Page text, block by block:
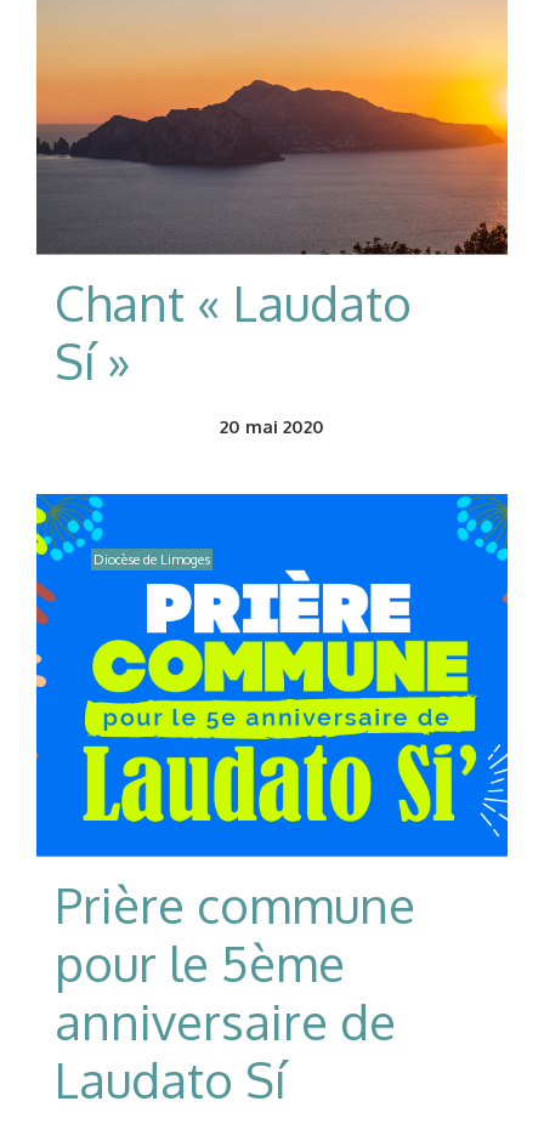
Chant « Laudato
Sí »
20 mai 2020
Diocèse de Limoges
Prière commune
pour le 5ème
anniversaire de
Laudato Sí